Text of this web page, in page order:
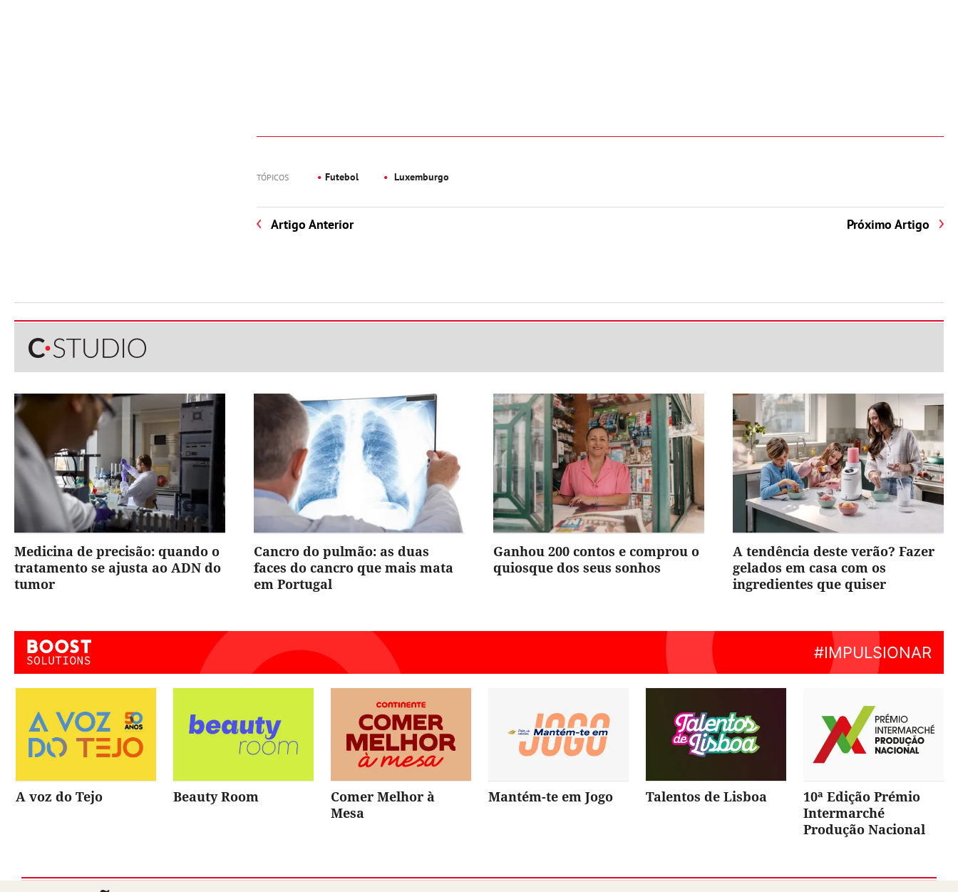
TÓPICOS Futebol Luxemburgo
Artigo Anterior Próximo Artigo
Medicina de precisão: quando o
tratamento se ajusta ao ADN do
tumor
Cancro do pulmão: as duas
faces do cancro que mais mata
em Portugal
Ganhou 200 contos e comprou o
quiosque dos seus sonhos
A tendência deste verão? Fazer
gelados em casa com os
ingredientes que quiser
A voz do Tejo Beauty Room
Comer Melhor à
Mesa
Mantém-te em Jogo Talentos de Lisboa
10ª Edição Prémio
Intermarché
Produção Nacional